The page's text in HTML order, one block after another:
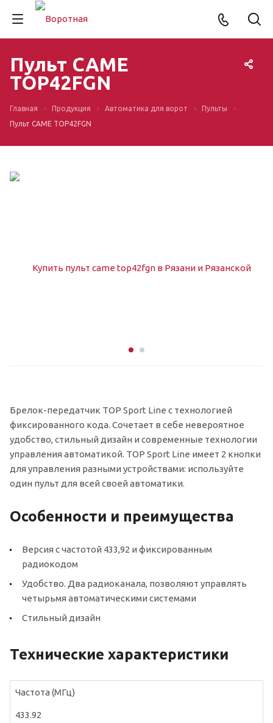
Пульт CAME
TOP42FGN
Главная Продукция Автоматика для ворот
Пульты
Пульт CAME TOP42FGN
Брелок-передатчик TOP Sport Line с технологией
фиксированного кода. Сочетает в себе невероятное
удобство, стильный дизайн и современные технологии
управления автоматикой. TOP Sport Line имеет 2 кнопки
для управления разными устройствами: используйте
один пульт для всей своей автоматики.
Особенности и преимущества
Версия с частотой 433,92 и фиксированным
радиокодом
Удобство. Два радиоканала, позволяют управлять
четырьмя автоматическими системами
Стильный дизайн
Технические характеристики
Частота (МГц)
433.92